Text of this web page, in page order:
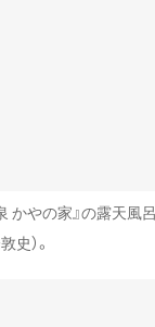
やの家』の露天風呂
）。